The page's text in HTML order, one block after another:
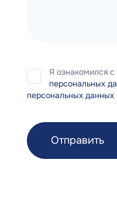
Я ознакомился с
персональных
персональных данных
Отправить